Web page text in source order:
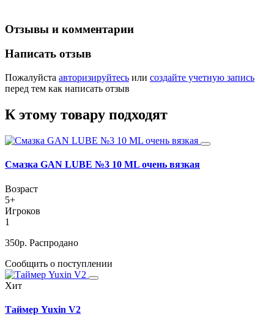
Отзывы и комментарии
Написать отзыв
Пожалуйста авторизируйтесь или создайте учетную запись
перед тем как написать отзыв
К этому товару подходят
Смазка GAN LUBE №3 10 ML очень вязкая
Возраст
5+
Игроков
1
350р. Распродано
Сообщить о поступлении
Хит
Таймер Yuxin V2